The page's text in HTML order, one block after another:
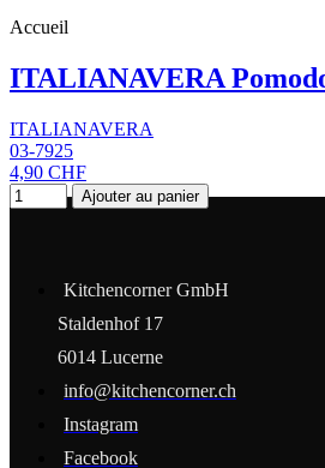
Accueil
ITALIANAVERA
ITALIANAVERA
03-7925
4,90 CHF
Ajouter au panier
Kitchencorner GmbH
Staldenhof 17
6014 Lucerne
info@kitchencorner.ch
Instagram
Facebook